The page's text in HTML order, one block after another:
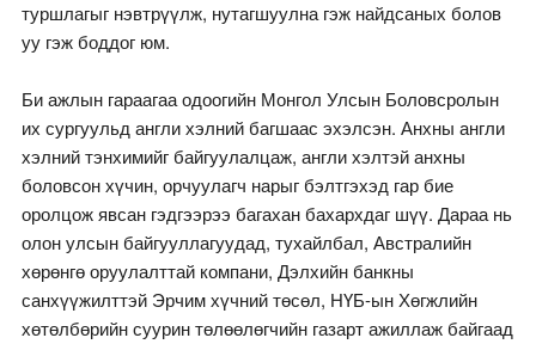
туршлагыг нэвтрүүлж, нутагшуулна гэж найдсаных болов
уу гэж боддог юм.
Би ажлын гараагаа одоогийн Монгол Улсын Боловсролын
их сургуульд англи хэлний багшаас эхэлсэн. Анхны англи
хэлний тэнхимийг байгуулалцаж, англи хэлтэй анхны
боловсон хүчин, орчуулагч нарыг бэлтгэхэд гар бие
оролцож явсан гэдгээрээ багахан бахархдаг шүү. Дараа нь
олон улсын байгууллагуудад, тухайлбал, Австралийн
хөрөнгө оруулалттай компани, Дэлхийн банкны
санхүүжилттэй Эрчим хүчний төсөл, НҮБ-ын Хөгжлийн
хөтөлбөрийн суурин төлөөлөгчийн газарт ажиллаж байгаад